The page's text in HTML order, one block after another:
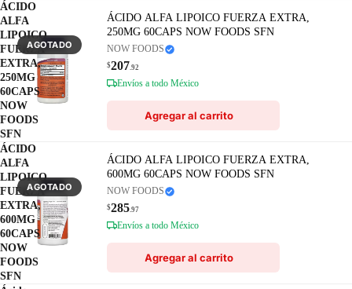
ÁCIDO
ALFA
LIPOICO
FUERZA
EXTRA,
250MG
60CAPS
NOW
FOODS
SFN
AGOTADO
ÁCIDO ALFA LIPOICO FUERZA EXTRA,
250MG 60CAPS NOW FOODS SFN
NOW FOODS
$207.92
Envíos a todo México
Agregar al carrito
ÁCIDO
ALFA
LIPOICO
FUERZA
EXTRA,
600MG
60CAPS
NOW
FOODS
SFN
AGOTADO
ÁCIDO ALFA LIPOICO FUERZA EXTRA,
600MG 60CAPS NOW FOODS SFN
NOW FOODS
$285.97
Envíos a todo México
Agregar al carrito